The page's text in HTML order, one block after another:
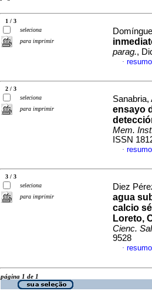
1 / 3
seleciona
para imprimir
parag.,
·
2 / 3
seleciona
para imprimir
ensayo
Mem.
ISSN
·
3 / 3
seleciona
para imprimir
Diez
agua
calcio
Loreto,
Cienc.
9528
·
página 1 de 1